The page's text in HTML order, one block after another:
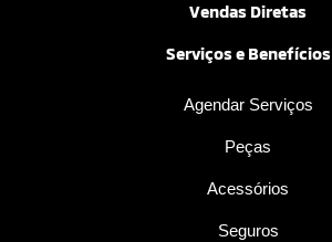
Vendas Diretas
Serviços e Benefícios
Agendar Serviços
Peças
Acessórios
Seguros